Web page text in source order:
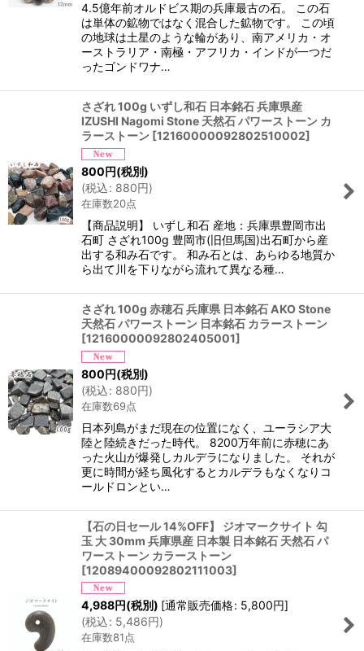
4.5億年前オルドビス期の兵庫最古の石。 この石
は単体の鉱物ではなく混合した鉱物です。 この頃
の地球は土星のような輪があり、南アメリカ・オ
ーストラリア・南極・アフリカ・インドが一つだ
ったゴンドワナ…
さざれ 100g いずし和石 日本銘石 兵庫県産
IZUSHI Nagomi Stone 天然石 パワーストーン カ
ラーストーン [12160000092802510002]
800円(税別)
(税込: 880円)
在庫数20点
【商品説明】 いずし和石 産地：兵庫県豊岡市出
石町 さざれ100g 豊岡市(旧但馬国)出石町から産
出する和み石です。 和み石とは、あらゆる地質か
ら出て川を下りながら流れて異なる種…
さざれ 100g 赤穂石 兵庫県 日本銘石 AKO Stone
天然石 パワーストーン 日本銘石 カラーストーン
[12160000092802405001]
800円(税別)
(税込: 880円)
在庫数69点
日本列島がまだ現在の位置になく、ユーラシア大
陸と陸続きだった時代。 8200万年前に赤穂にあ
った火山が爆発しカルデラになりました。 それが
更に時間が経ち風化するとカルデラもなくなりコ
ールドロンとい…
【石の日セール 14%OFF】 ジオマークサイト 勾
玉 大 30mm 兵庫県産 日本製 日本銘石 天然石 パ
ワーストーン カラーストーン
[12089400092802111003]
4,988円(税別) [通常販売価格: 5,800円]
(税込: 5,486円)
在庫数81点